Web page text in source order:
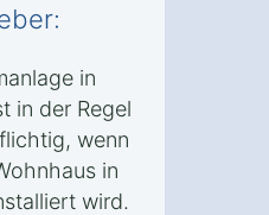
in
in der Regel
wenn
in
wird.